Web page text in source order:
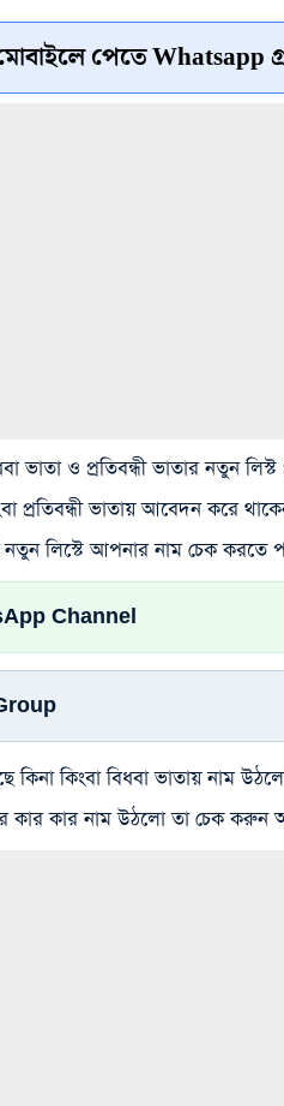
পেতে Whatsapp
ভাতা ও প্রতিবন্ধী ভাতার নতুন
প্রতিবন্ধী ভাতায় আবেদন করে
লিস্টে আপনার নাম চেক করতে
Channel
কিনা কিংবা বিধবা ভাতায় নাম
কার কার নাম উঠলো তা চেক করুন